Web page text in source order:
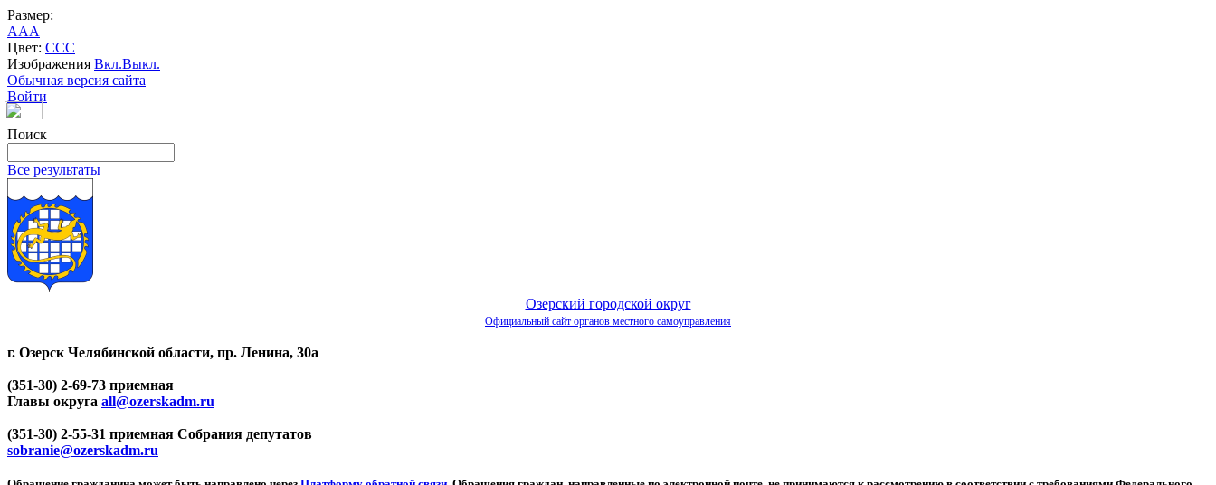
Размер:
AAA
Цвет: CCC
Изображения Вкл.Выкл.
Обычная версия сайта
Войти
Поиск
Все результаты
Озерский городской округ
Официальный сайт органов местного самоуправления
г. Озерск Челябинской области, пр. Ленина, 30а
(351-30) 2-69-73 приемная
Главы округа all@ozerskadm.ru
(351-30) 2-55-31 приемная Собрания депутатов
sobranie@ozerskadm.ru